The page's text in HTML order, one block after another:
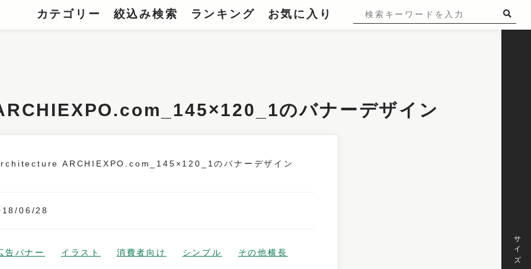
お気に入り
ランキング
絞込み検索
カテゴリー
サイズ
のバナーデザイン
06/28
告バナー イラスト 消費者向け シンプル その他横長